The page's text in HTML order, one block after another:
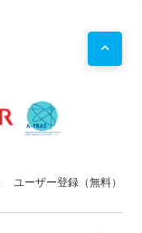
ユーザー登録（無料）